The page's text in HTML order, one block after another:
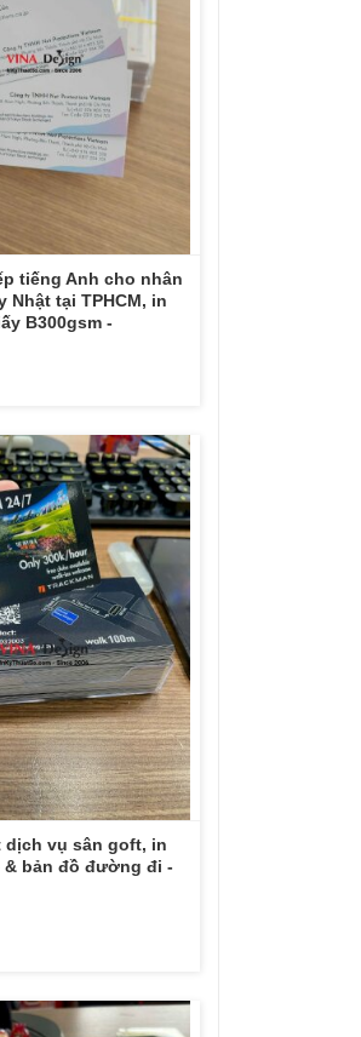
tiếng Anh cho nhân
Nhật tại TPHCM, in
B300gsm -
dịch vụ sân goft, in
& bản đồ đường đi -